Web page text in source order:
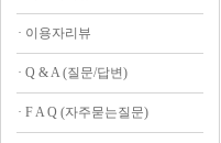
· 이용자리뷰
· Q & A (질문/답변)
· F A Q (자주묻는질문)